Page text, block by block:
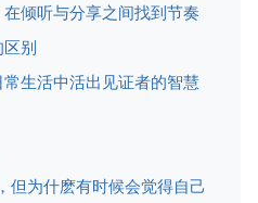
倾听与分享之间找到节奏
别
生活中活出见证者的智慧
为什麽有时候会觉得自己